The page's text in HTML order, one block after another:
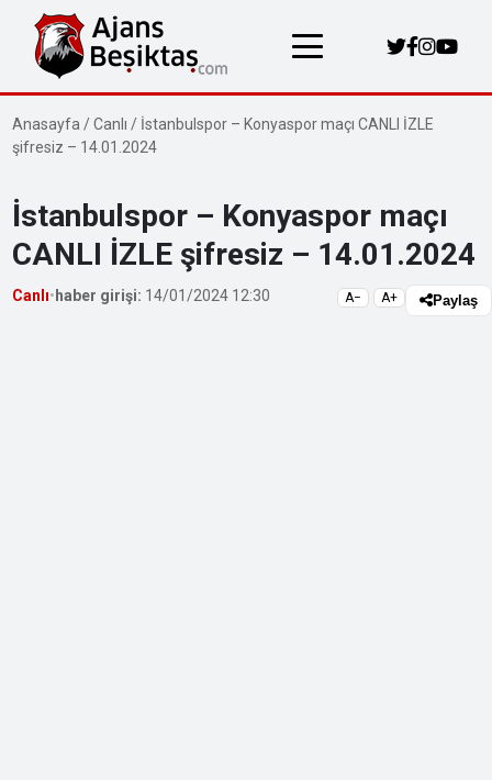
Anasayfa /Canlı / İstanbulspor – Konyaspor maçı CANLI İZLE
şifresiz – 14.01.2024
İstanbulspor – Konyaspor maçı
CANLI İZLE şifresiz – 14.01.2024
Canlı• haber girişi: 14/01/2024 12:30 A− A+ Paylaş